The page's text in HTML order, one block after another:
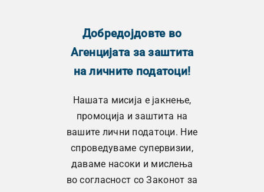
Добредојдовте во
Агенцијата за заштита
на личните податоци!
Нашата мисија е јакнење,
промоција и заштита на
вашите лични податоци. Ние
спроведуваме супервизии,
даваме насоки и мислења
во согласност со Законот за